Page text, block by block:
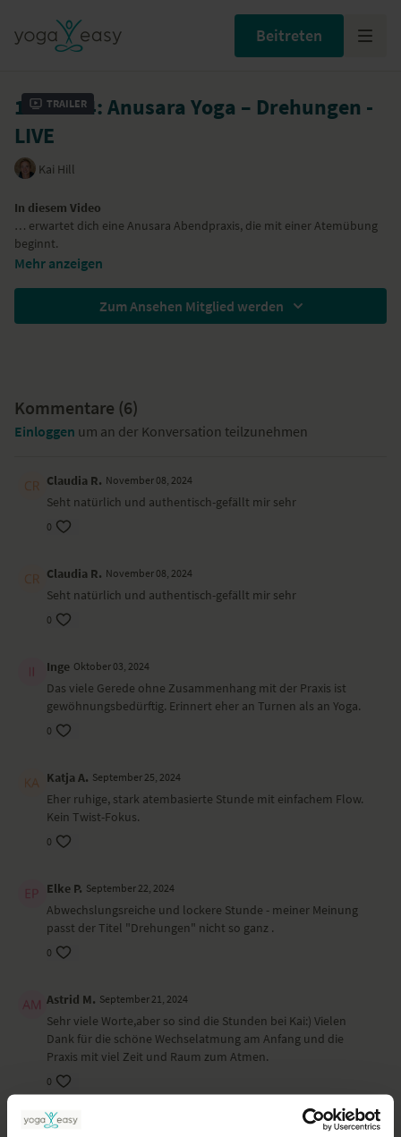
Beitreten
Trailer
10.09.24: Anusara Yoga – Drehungen -
LIVE
Kai Hill
In diesem Video
… erwartet dich eine Anusara Abendpraxis, die mit einer Atemübung
beginnt.
… lässt du dich bewusst von deinem Atem durch die Bewegung
Muskulatur und bringst Länge in den Körper.
Kobra
dreibeiniger Hund
gedrehter Ausfallschritt
Seitstütz
Krieger 1 und 2, dynamisch
gedrehter Stuhl
Dreieck
Drehsitz
Wirkung und Vorteile der Yoga-Übungs-Sequenz
Du lenkst die Aufmerksamkeit auf deinen Atmen und aktivierst
Ort und Ausstattung
Dieses Video ist eine Aufzeichnung einer unserer Live-Klassen, daher
ist es möglich, dass die Video- oder Tonqualität nicht der gewohnten
YogaEasy-Qualität entspricht.
Mehr anzeigen
Zum Ansehen Mitglied werden
Kommentare (6)
Einloggen um an der Konversation teilzunehmen
Claudia R. November 08, 2024
Seht natürlich und authentisch-gefällt mir sehr
0
Claudia R. November 08, 2024
Seht natürlich und authentisch-gefällt mir sehr
0
Inge Oktober 03, 2024
Das viele Gerede ohne Zusammenhang mit der Praxis ist
gewöhnungsbedürftig. Erinnert eher an Turnen als an Yoga.
0
Katja A. September 25, 2024
Eher ruhige, stark atembasierte Stunde mit einfachem Flow.
Kein Twist-Fokus.
0
Elke P. September 22, 2024
Abwechslungsreiche und lockere Stunde - meiner Meinung
passt der Titel "Drehungen" nicht so ganz .
0
Astrid M. September 21, 2024
Sehr viele Worte,aber so sind die Stunden bei Kai:) Vielen
Dank für die schöne Wechselatmung am Anfang und die
Praxis mit viel Zeit und Raum zum Atmen.
0